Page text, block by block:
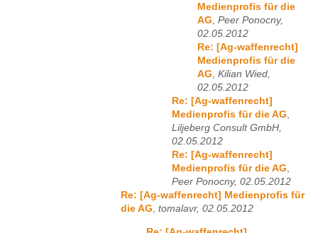
Medienprofis für die
AG, Peer Ponocny,
02.05.2012
Re: [Ag-waffenrecht]
Medienprofis für die
AG, Kilian Wied,
02.05.2012
Re: [Ag-waffenrecht]
Medienprofis für die AG,
Liljeberg Consult GmbH,
02.05.2012
Re: [Ag-waffenrecht]
Medienprofis für die AG,
Peer Ponocny, 02.05.2012
Re: [Ag-waffenrecht] Medienprofis für
die AG, tomalavr, 02.05.2012